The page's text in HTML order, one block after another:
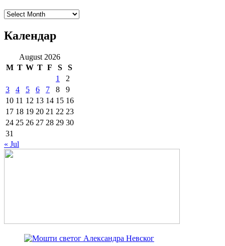
Архиве
Календар
August 2026
M T W T F S
S
1
2
3
4 5 6 7 8
9
10 11 12 13 14 15 16
17 18 19 20 21 22 23
24 25 26 27 28 29 30
31
« Jul